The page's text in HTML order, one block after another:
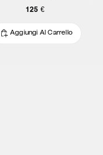
125 €
Aggiungi Al Carrello